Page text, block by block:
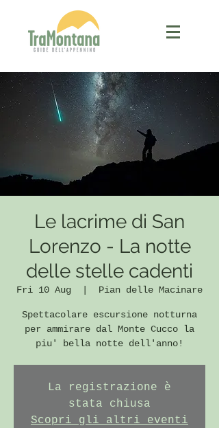
Le lacrime di San
Lorenzo - La notte
delle stelle cadenti
Fri 10 Aug Pian delle Macinare
Spettacolare escursione notturna
per ammirare dal Monte Cucco la
piu' bella notte dell'anno!
La registrazione è
stata chiusa
Scopri gli altri eventi